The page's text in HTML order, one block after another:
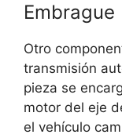
Embrague
Otro
transmisión
pieza se
motor del eje
el vehículo